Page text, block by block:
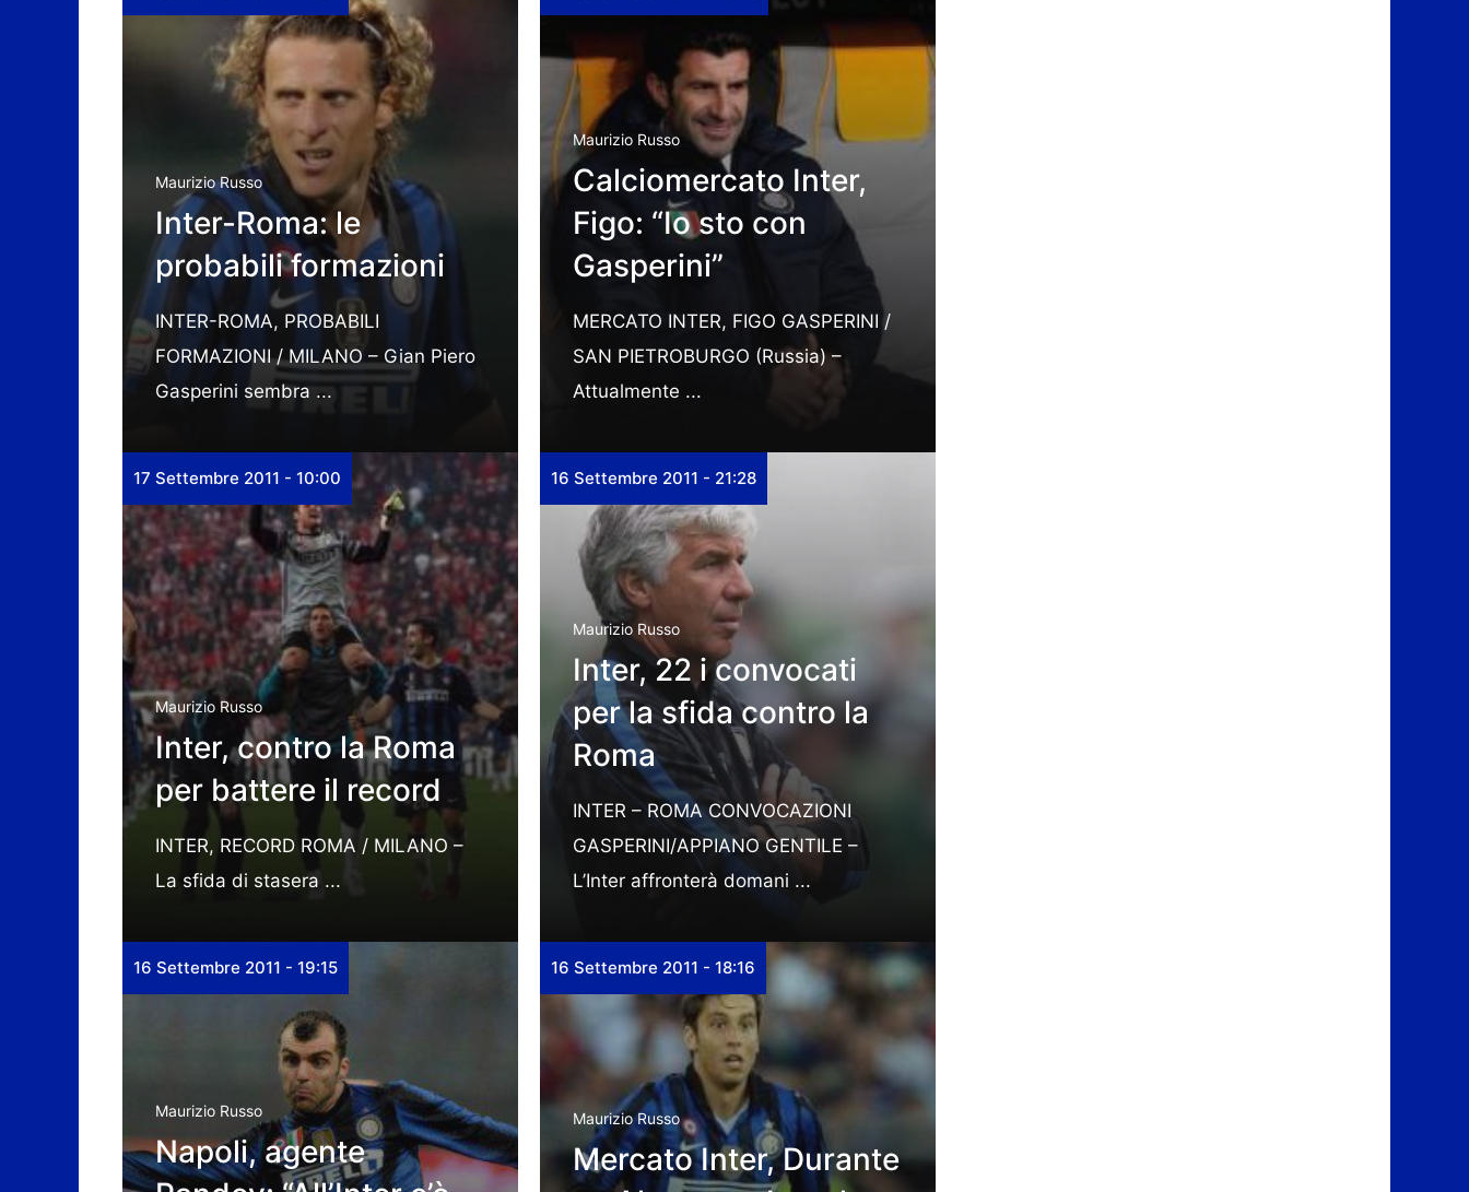
Maurizio Russo
Inter-Roma: le
probabili formazioni
INTER-ROMA, PROBABILI
FORMAZIONI / MILANO – Gian Piero
Gasperini sembra ...
Maurizio Russo
Calciomercato Inter,
Figo: “Io sto con
Gasperini”
MERCATO INTER, FIGO GASPERINI /
SAN PIETROBURGO (Russia) –
Attualmente ...
17 Settembre 2011 - 10:00
Maurizio Russo
Inter, contro la Roma
per battere il record
INTER, RECORD ROMA / MILANO –
La sfida di stasera ...
16 Settembre 2011 - 21:28
Maurizio Russo
Inter, 22 i convocati
per la sfida contro la
Roma
INTER – ROMA CONVOCAZIONI
GASPERINI/APPIANO GENTILE –
L’Inter affronterà domani ...
16 Settembre 2011 - 19:15
Maurizio Russo
Napoli, agente
16 Settembre 2011 - 18:16
Maurizio Russo
Mercato Inter, Durante